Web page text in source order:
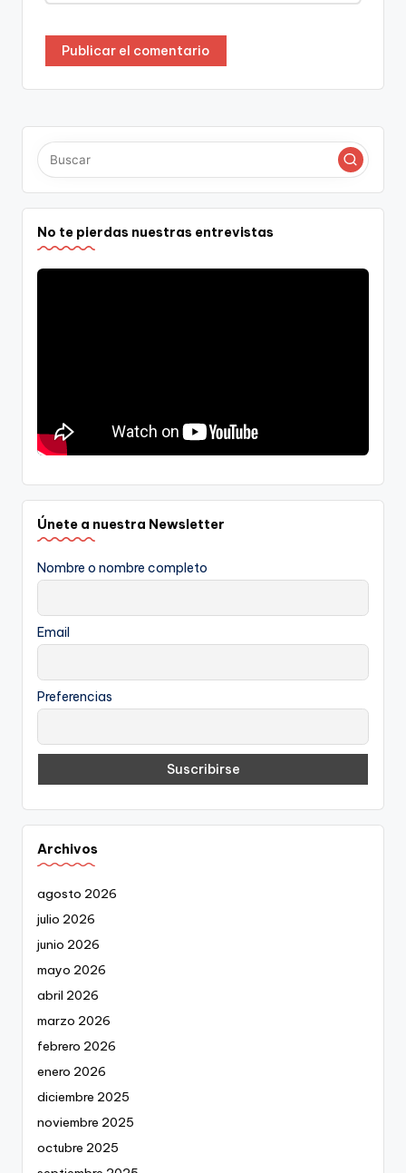
No te pierdas nuestras entrevistas
Únete a nuestra Newsletter
Nombre o nombre completo
Email
Preferencias
Archivos
agosto 2026
julio 2026
junio 2026
mayo 2026
abril 2026
marzo 2026
febrero 2026
enero 2026
diciembre 2025
noviembre 2025
octubre 2025